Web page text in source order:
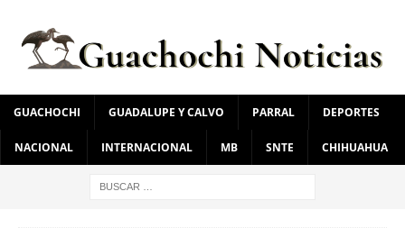
GUACHOCHI GUADALUPE Y CALVO PARRAL DEPORTES
NACIONAL INTERNACIONAL MB SNTE CHIHUAHUA